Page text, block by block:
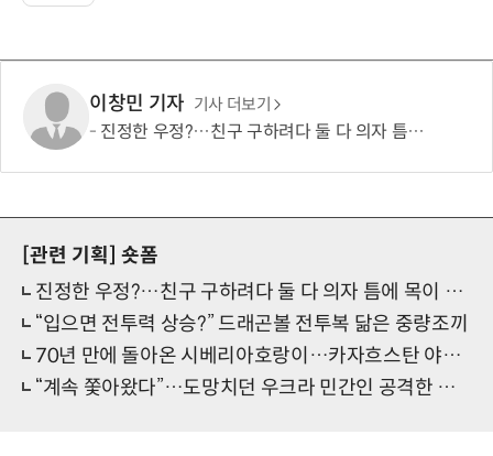
이창민 기자 기사 더보기
진정한 우정?…친구 구하려다 둘 다 의자 틈에 목이 낀 순간
[관련 기획] 숏폼
진정한 우정?…친구 구하려다 둘 다 의자 틈에 목이 낀 순간
“입으면 전투력 상승?” 드래곤볼 전투복 닮은 중량조끼
70년 만에 돌아온 시베리아호랑이…카자흐스탄 야생에 풀렸다
“계속 쫓아왔다”…도망치던 우크라 민간인 공격한 러 자폭 드론